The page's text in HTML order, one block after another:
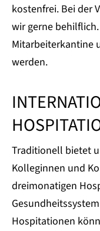
kostenfrei. Bei der
wir gerne
Mitarbeiterkantine
werden.
Traditionell bietet
Kolleginnen und
dreimonatigen
Hospitationen